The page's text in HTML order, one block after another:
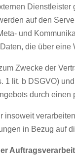
auf den
und
die über
Zwecke der
1 lit. b DSGVO)
durch
insoweit
in Bezug auf